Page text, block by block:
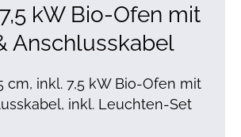
kW Bio-Ofen mit
Anschlusskabel
cm, inkl. 7,5 kW Bio-Ofen mit
inkl. Leuchten-Set